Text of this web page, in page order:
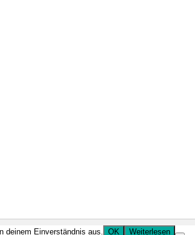
deinem Einverständnis aus. OK Weiterlesen